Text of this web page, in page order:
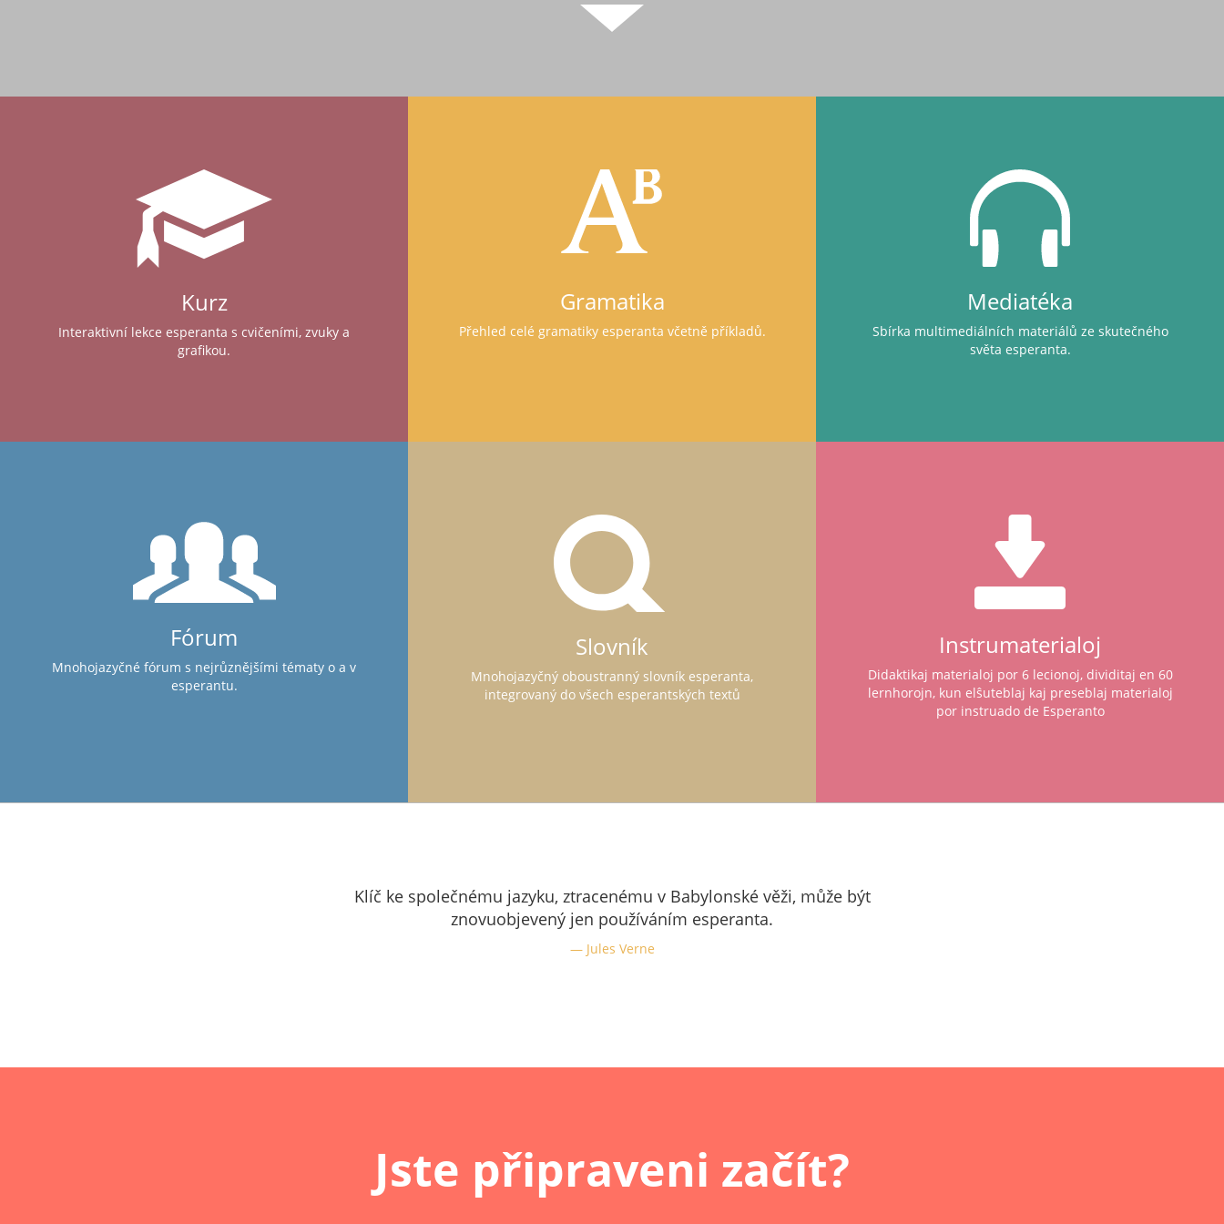
Kurz
Interaktivní lekce esperanta s cvičeními, zvuky a
grafikou.
Gramatika
Přehled celé gramatiky esperanta včetně příkladů.
Mediatéka
Sbírka multimediálních materiálů ze skutečného
světa esperanta.
Fórum
Mnohojazyčné fórum s nejrůznějšími tématy o a v
esperantu.
Slovník
Mnohojazyčný oboustranný slovník esperanta,
integrovaný do všech esperantských textů
Instrumaterialoj
Didaktikaj materialoj por 6 lecionoj, dividitaj en 60
lernhorojn, kun elŝuteblaj kaj preseblaj materialoj
por instruado de Esperanto
Klíč ke společnému jazyku, ztracenému v Babylonské věži, může být
znovuobjevený jen používáním esperanta.
Jules Verne
Jste připraveni začít?